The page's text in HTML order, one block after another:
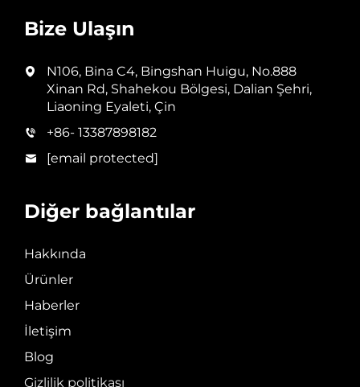
Bize Ulaşın
N106, Bina C4, Bingshan Huigu, No.888
Xinan Rd, Shahekou Bölgesi, Dalian Şehri,
Liaoning Eyaleti, Çin
+86- 13387898182
[email protected]
Diğer bağlantılar
Hakkında
Ürünler
Haberler
İletişim
Blog
Gizlilik politikası